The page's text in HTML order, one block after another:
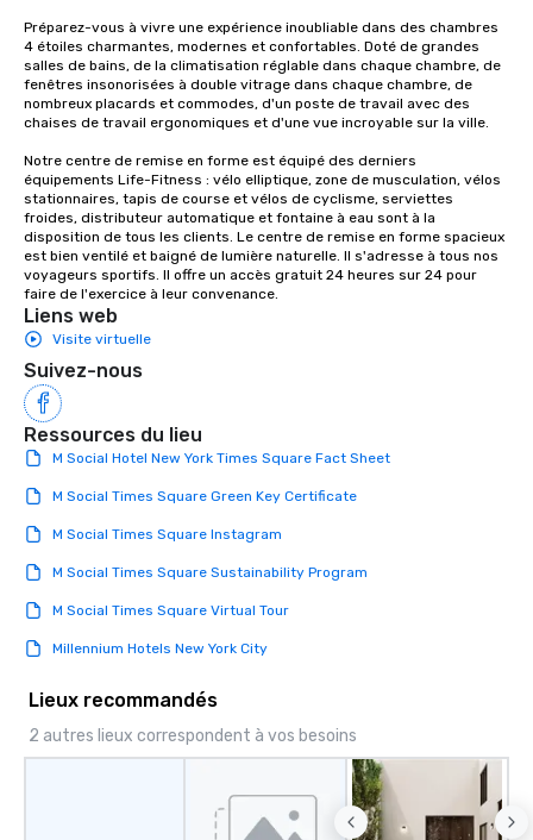
Préparez-vous à vivre une expérience inoubliable dans des chambres
4 étoiles charmantes, modernes et confortables. Doté de grandes
salles de bains, de la climatisation réglable dans chaque chambre, de
fenêtres insonorisées à double vitrage dans chaque chambre, de
nombreux placards et commodes, d'un poste de travail avec des
chaises de travail ergonomiques et d'une vue incroyable sur la ville.
Notre centre de remise en forme est équipé des derniers
équipements Life-Fitness : vélo elliptique, zone de musculation, vélos
stationnaires, tapis de course et vélos de cyclisme, serviettes
froides, distributeur automatique et fontaine à eau sont à la
disposition de tous les clients. Le centre de remise en forme spacieux
est bien ventilé et baigné de lumière naturelle. Il s'adresse à tous nos
voyageurs sportifs. Il offre un accès gratuit 24 heures sur 24 pour
faire de l'exercice à leur convenance.
Liens web
Visite virtuelle
Suivez-nous
Ressources du lieu
M Social Hotel New York Times Square Fact Sheet
M Social Times Square Green Key Certificate
M Social Times Square Instagram
M Social Times Square Sustainability Program
M Social Times Square Virtual Tour
Millennium Hotels New York City
Lieux recommandés
2 autres lieux correspondent à vos besoins